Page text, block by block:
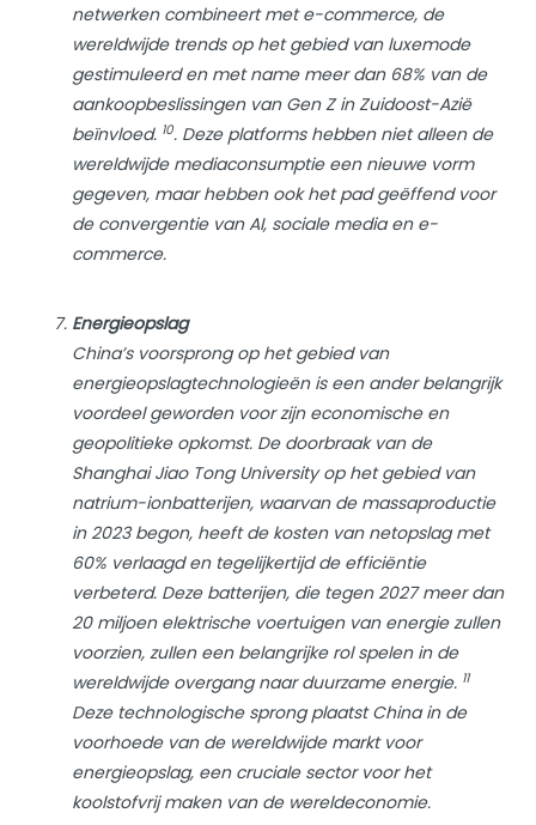
netwerken combineert met e-commerce, de
wereldwijde trends op het gebied van luxemode
gestimuleerd en met name meer dan 68% van de
aankoopbeslissingen van Gen Z in Zuidoost-Azië
beïnvloed. 10. Deze platforms hebben niet alleen de
wereldwijde mediaconsumptie een nieuwe vorm
gegeven, maar hebben ook het pad geëffend voor
de convergentie van AI, sociale media en e-
commerce.
Energieopslag
China’s voorsprong op het gebied van
energieopslagtechnologieën is een ander belangrijk
voordeel geworden voor zijn economische en
geopolitieke opkomst. De doorbraak van de
Shanghai Jiao Tong University op het gebied van
natrium-ionbatterijen, waarvan de massaproductie
in 2023 begon, heeft de kosten van netopslag met
60% verlaagd en tegelijkertijd de efficiëntie
verbeterd. Deze batterijen, die tegen 2027 meer dan
20 miljoen elektrische voertuigen van energie zullen
voorzien, zullen een belangrijke rol spelen in de
wereldwijde overgang naar duurzame energie. 11
Deze technologische sprong plaatst China in de
voorhoede van de wereldwijde markt voor
energieopslag, een cruciale sector voor het
koolstofvrij maken van de wereldeconomie.